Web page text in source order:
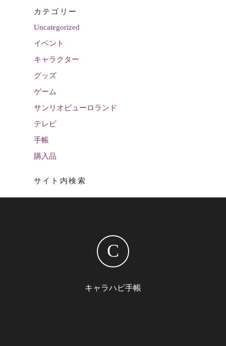
カテゴリー
Uncategorized
イベント
キャラクター
グッズ
ゲーム
サンリオピューロランド
テレビ
手帳
購入品
サイト内検索
C
キャラハピ手帳